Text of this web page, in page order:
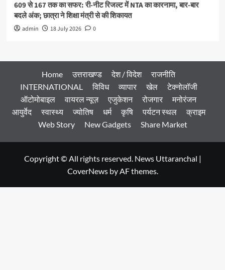
609 से 167 तक का सफर: री-नीट रिजल्ट में NTA का कारनामा, बार-बार
बदले अंक; छात्रा ने शिक्षा मंत्री से की शिकायत
admin 18 July 2026 0
Home उत्तराखण्ड देश / विदेश
राजनीति
INTERNATIONAL
विविध व्यापार खेल
टेक्नोलॉजी
ऑटोमोबाइल
वायरल न्यूज़ एजुकेशन रोजगार
मनोरंजन
आयुर्वेद
स्वास्थ्य ज्योतिष धर्म कृषि पर्यटन स्थल
क्राइम
Web Story
New Gadgets Share Market
Copyright © All rights reserved. News Uttaranchal |
CoverNewsby AF themes.